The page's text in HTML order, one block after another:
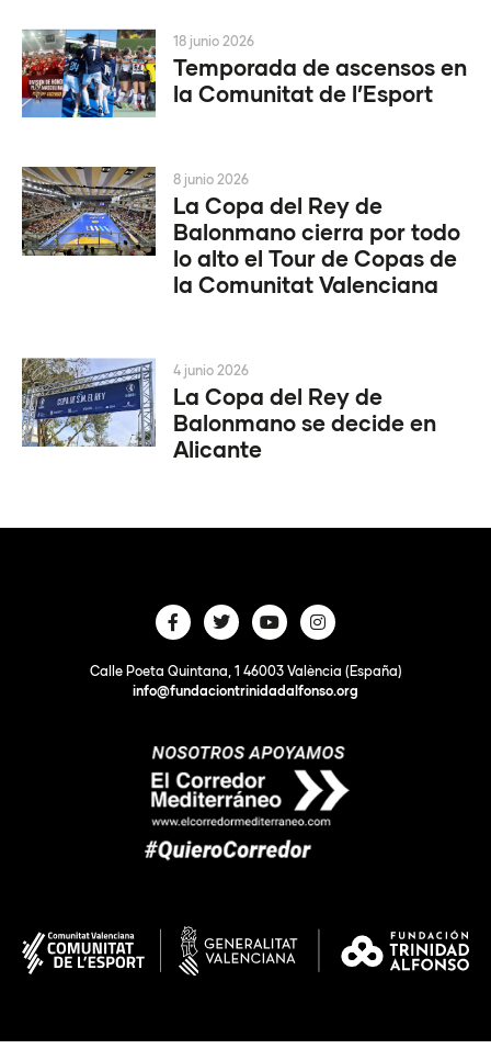
Temporada de ascensos en
la Comunitat de l’Esport
18 junio 2026
La Copa del Rey de
Balonmano cierra por todo
lo alto el Tour de Copas de
la Comunitat Valenciana
8 junio 2026
La Copa del Rey de
Balonmano se decide en
Alicante
4 junio 2026
Calle Poeta Quintana, 1 46003 València (España)
info@fundaciontrinidadalfonso.org